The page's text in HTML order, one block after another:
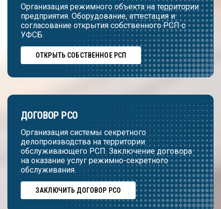
Организация режимного объекта на территории
предприятия. Оборудование, аттестация и
согласование открытия собственного РСП с
УФСБ.
ОТКРЫТЬ СОБСТВЕННОЕ РСП
ДОГОВОР РСО
Организация системы секретного
делопроизводства на территории
обслуживающего РСП. Заключение договора
на оказание услуг режимно-секретного
обслуживания.
ЗАКЛЮЧИТЬ ДОГОВОР РСО